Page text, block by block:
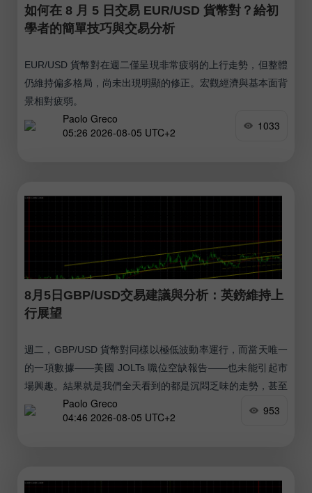
如何在 8 月 5 日交易 EUR/USD 貨幣對？給初
學者的簡單技巧與交易分析
EUR/USD 貨幣對在週二僅呈現非常疲弱的上行走勢，但整體
仍維持偏多格局，尚未出現明顯的修正。宏觀經濟與基本面背
景相對疲弱。
Paolo Greco
05:26 2026-08-05 UTC+2
1033
8月5日GBP/USD交易建議與分析：英鎊維持上
行展望
週二，GBP/USD 貨幣對同樣以極低波動率運行，而當天唯一
的一項數據——美國 JOLTs 職位空缺報告——也未能引起市
場興趣。結果就是我們全天看到的都是沉悶乏味的走勢，甚至
地緣政治也沒能把該貨幣對從其「停滯」狀態中拉開。
Paolo Greco
04:46 2026-08-05 UTC+2
953